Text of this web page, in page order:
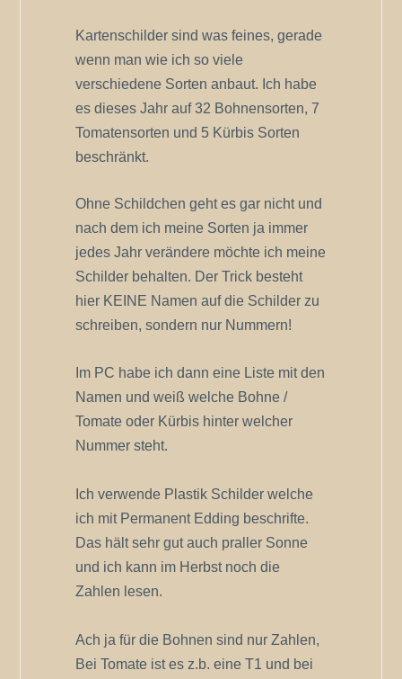
Kartenschilder sind was feines, gerade
wenn man wie ich so viele
verschiedene Sorten anbaut. Ich habe
es dieses Jahr auf 32 Bohnensorten, 7
Tomatensorten und 5 Kürbis Sorten
beschränkt.
Ohne Schildchen geht es gar nicht und
nach dem ich meine Sorten ja immer
jedes Jahr verändere möchte ich meine
Schilder behalten. Der Trick besteht
hier KEINE Namen auf die Schilder zu
schreiben, sondern nur Nummern!
Im PC habe ich dann eine Liste mit den
Namen und weiß welche Bohne /
Tomate oder Kürbis hinter welcher
Nummer steht.
Ich verwende Plastik Schilder welche
ich mit Permanent Edding beschrifte.
Das hält sehr gut auch praller Sonne
und ich kann im Herbst noch die
Zahlen lesen.
Ach ja für die Bohnen sind nur Zahlen,
Bei Tomate ist es z.b. eine T1 und bei